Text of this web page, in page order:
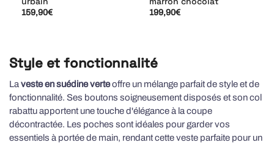
159,90€ 199,90€
Style et fonctionnalité
La veste en suédine verteoffre un mélange parfait de style et de
fonctionnalité. Ses boutons soigneusement disposés et son col
rabattu apportent une touche d'élégance à la coupe
décontractée. Les poches sont idéales pour garder vos
essentiels à portée de main, rendant cette veste parfaite pour un